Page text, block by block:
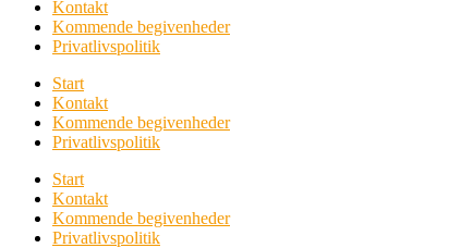
Kontakt
Kommende begivenheder
Privatlivspolitik
Start
Kontakt
Kommende begivenheder
Privatlivspolitik
Start
Kontakt
Kommende begivenheder
Privatlivspolitik